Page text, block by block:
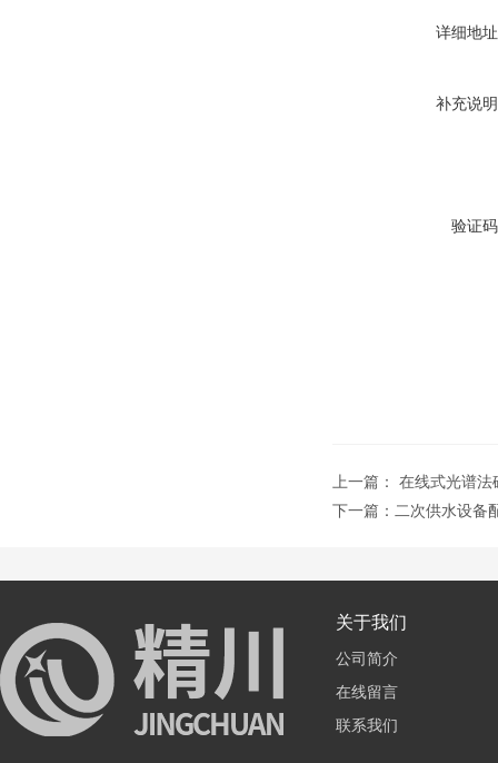
详细地
补充说
验证
上一篇： 在线式光谱法
下一篇： 二次供水设备
关于我们
公司简介
在线留言
联系我们